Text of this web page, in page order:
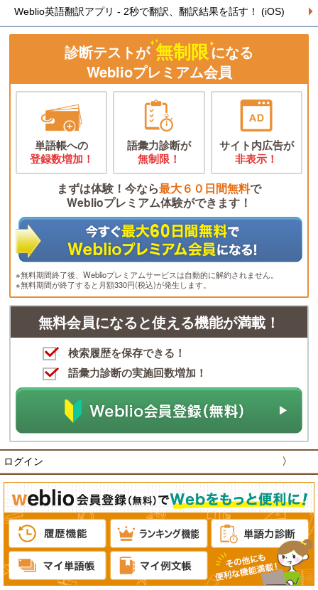
Weblio英語翻訳アプリ - 2秒で翻訳、翻訳結果を話す！ (iOS)
診断テストが 無制限になる
Weblioプレミアム会員
単語帳への
登録数増加！
語彙力診断が
無制限！
サイト内広告が
非表示！
まずは体験！今なら最大６０日間無料で
Weblioプレミアム体験ができます！
※無料期間終了後、Weblioプレミアムサービスは自動的に解約されません。
※無料期間が終了すると月額330円(税込)が発生します。
無料会員になると使える機能が満載！
検索履歴を保存できる！
語彙力診断の実施回数増加！
ログイン 〉